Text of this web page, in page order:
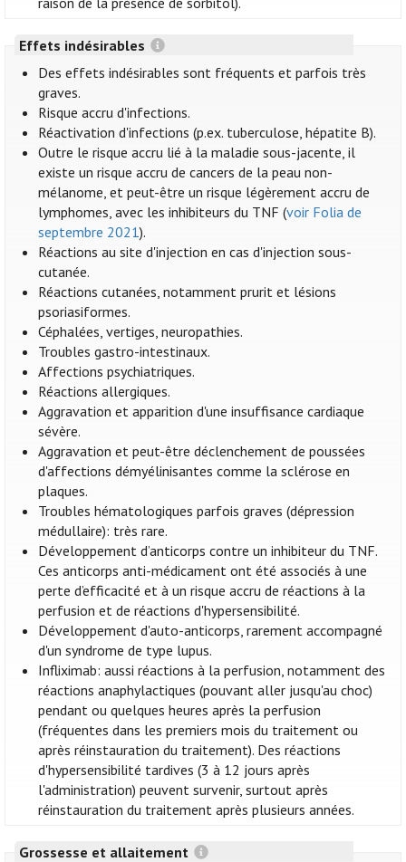
Effets indésirables
Des effets indésirables sont fréquents et parfois très
graves.
Risque accru d'infections.
Réactivation d'infections (p.ex. tuberculose, hépatite B).
Outre le risque accru lié à la maladie sous-jacente, il
existe un risque accru de cancers de la peau non-
mélanome, et peut-être un risque légèrement accru de
lymphomes, avec les inhibiteurs du TNF (voir Folia de
septembre 2021).
Réactions au site d'injection en cas d'injection sous-
cutanée.
Réactions cutanées, notamment prurit et lésions
psoriasiformes.
Céphalées, vertiges, neuropathies.
Troubles gastro-intestinaux.
Affections psychiatriques.
Réactions allergiques.
Aggravation et apparition d'une insuffisance cardiaque
sévère.
Aggravation et peut-être déclenchement de poussées
d'affections démyélinisantes comme la sclérose en
plaques.
Troubles hématologiques parfois graves (dépression
médullaire): très rare.
Développement d’anticorps contre un inhibiteur du TNF.
Ces anticorps anti-médicament ont été associés à une
perte d’efficacité et à un risque accru de réactions à la
perfusion et de réactions d'hypersensibilité.
Développement d'auto-anticorps, rarement accompagné
d'un syndrome de type lupus.
Infliximab: aussi réactions à la perfusion, notamment des
réactions anaphylactiques (pouvant aller jusqu'au choc)
pendant ou quelques heures après la perfusion
(fréquentes dans les premiers mois du traitement ou
après réinstauration du traitement). Des réactions
d'hypersensibilité tardives (3 à 12 jours après
l'administration) peuvent survenir, surtout après
réinstauration du traitement après plusieurs années.
Grossesse et allaitement